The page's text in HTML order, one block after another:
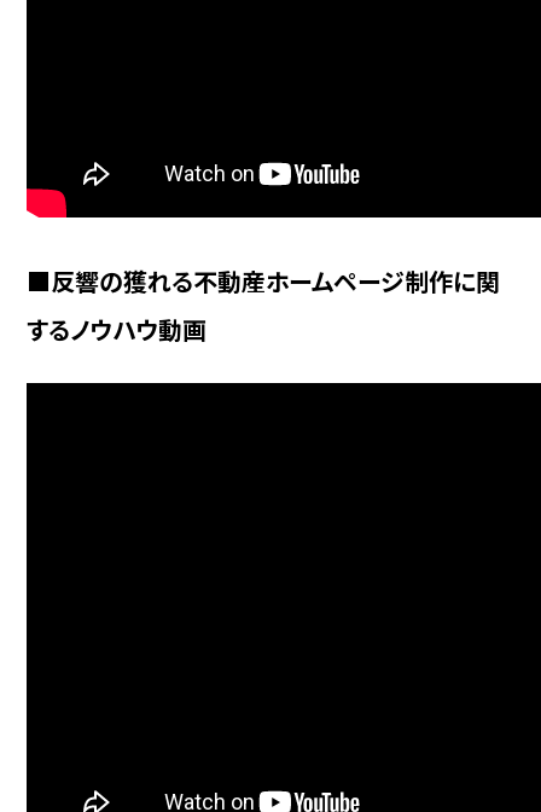
■反響の獲れる不動産ホームページ制作に関
するノウハウ動画